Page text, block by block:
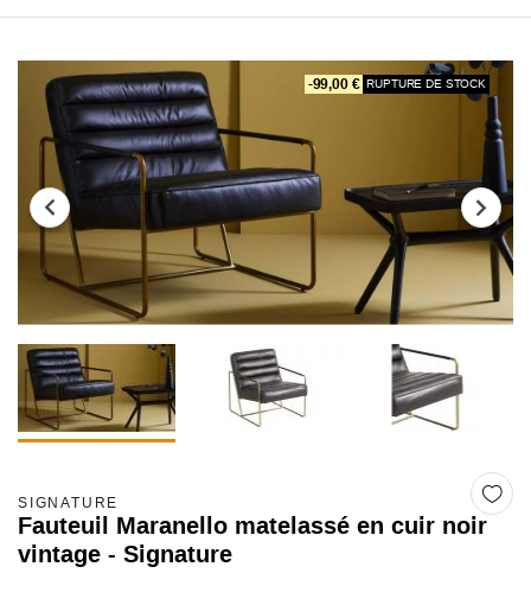
-99,00 € RUPTURE DE STOCK
SIGNATURE
Fauteuil Maranello matelassé en cuir noir
vintage - Signature